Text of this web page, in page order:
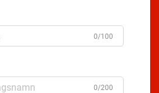
0/100
0/200